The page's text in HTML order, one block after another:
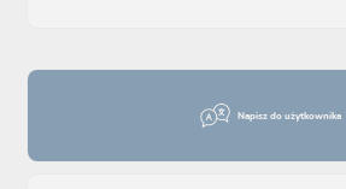
Napisz do użytkownika